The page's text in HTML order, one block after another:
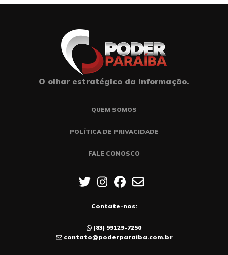
O olhar estratégico da informação.
QUEM SOMOS
POLÍTICA DE PRIVACIDADE
FALE CONOSCO
Contate-nos:
(83) 99129-7250
contato@poderparaiba.com.br